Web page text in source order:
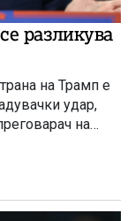
разликува
на Трамп е
удар,
на